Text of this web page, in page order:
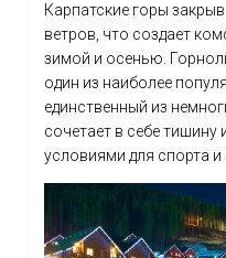
Карпатские горы
ветров, что создает
зимой и осенью.
один из наиболее
единственный из
сочетает в себе
условиями для спорта и